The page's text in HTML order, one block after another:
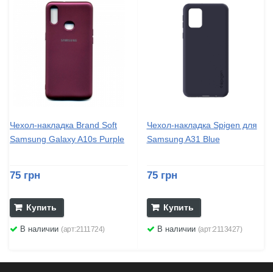
Чехол-накладка Brand Soft
Samsung Galaxy A10s Purple
75 грн
Купить
В наличии (арт:2111724)
Чехол-накладка Spigen для
Samsung A31 Blue
75 грн
Купить
В наличии (арт:2113427)